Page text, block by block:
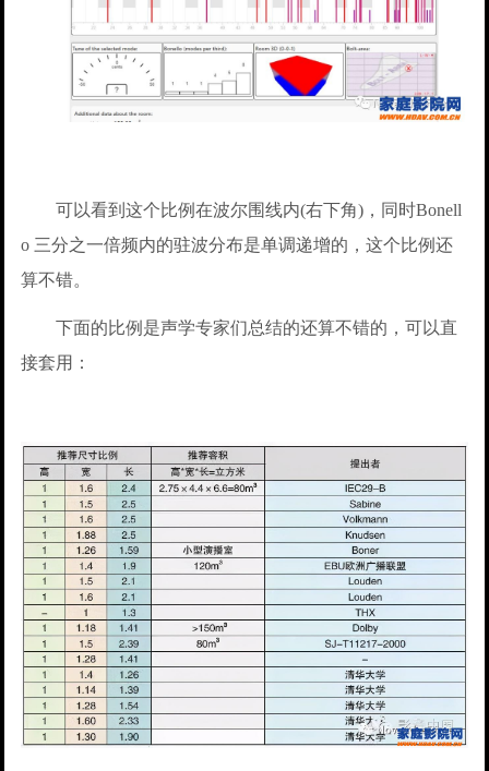
可以看到这个比例在波尔围线内(右下角)，同时Bonell
o 三分之一倍频内的驻波分布是单调递增的，这个比例还
算不错。
下面的比例是声学专家们总结的还算不错的，可以直
接套用：